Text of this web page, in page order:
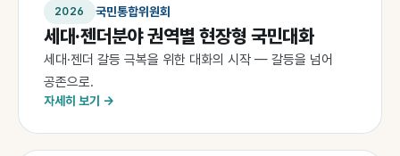
2026 국민통합위원회
세대·젠더분야 권역별 현장형 국민대화
세대·젠더 갈등 극복을 위한 대화의 시작 — 갈등을 넘어
공존으로.
자세히 보기 →